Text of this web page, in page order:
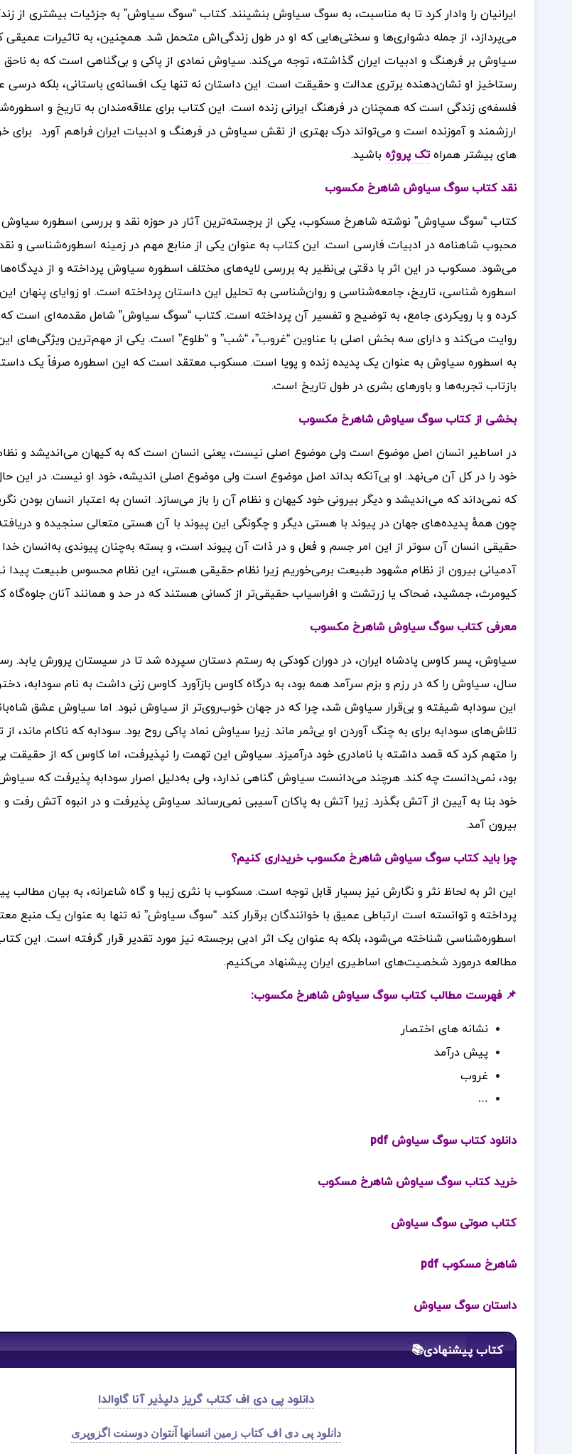
ایرانیان را وادار کرد تا به مناسبت، به سوگ سیاوش بنشینند.کتاب “سوگ سیاوش” به جزئیات بیشتری از
می‌پردازد، از جمله دشواری‌ها و سختی‌هایی که او در طول زندگی‌اش متحمل شد. همچنین، به تاثیرات عمیقی
سیاوش بر فرهنگ و ادبیات ایران گذاشته، توجه می‌کند. سیاوش نمادی از پاکی و بی‌گناهی است که به ناحق
رستاخیز او نشان‌دهنده برتری عدالت و حقیقت است. این داستان نه تنها یک افسانه‌ی باستانی، بلکه درسی
فلسفه‌ی زندگی است که همچنان در فرهنگ ایرانی زنده است. این کتاب برای علاقه‌مندان به تاریخ و
ارزشمند و آموزنده است و می‌تواند درک بهتری از نقش سیاوش در فرهنگ و ادبیات ایران فراهم آورد. برای
های بیشتر همراهتک پروژه باشید.
نقد کتاب سوگ سیاوش شاهرخ مکسوب
کتاب “سوگ سیاوش” نوشته شاهرخ مسکوب، یکی از برجسته‌ترین آثار در حوزه نقد و بررسی اسطوره سیاوش
محبوب شاهنامه در ادبیات فارسی است. این کتاب به عنوان یکی از منابع مهم در زمینه اسطوره‌شناسی و
می‌شود. مسکوب در این اثر با دقتی بی‌نظیر به بررسی لایه‌های مختلف اسطوره سیاوش پرداخته و از
اسطوره شناسی، تاریخ، جامعه‌شناسی و روان‌شناسی به تحلیل این داستان پرداخته است. او زوایای پنهان این
کرده و با رویکردی جامع، به توضیح و تفسیر آن پرداخته است.کتاب “سوگ سیاوش” شامل مقدمه‌ای است که
روایت می‌کند و دارای سه بخش اصلی با عناوین “غروب”، “شب” و “طلوع” است. یکی از مهم‌ترین ویژگی‌های
به اسطوره سیاوش به عنوان یک پدیده زنده و پویا است. مسکوب معتقد است که این اسطوره صرفاً یک
بازتاب تجربه‌ها و باورهای بشری در طول تاریخ است.
بخشی از کتاب سوگ سیاوش شاهرخ مکسوب
در اساطیر انسان اصل موضوع است ولی موضوع اصلی نیست، یعنی انسان است که به‌ کیهان می‌اندیشد و نظام
خود را در کل آن می‌نهد. او بی‌آنکه بداند اصل موضوع است ولی موضوع اصلی اندیشه، خود او نیست. در این
که نمی‌داند که می‌اندیشد و دیگر بیرونی خود کیهان و نظام آن را باز می‌سازد. انسان به‌ اعتبار انسان‌ بودن
چون همهٔ پدیده‌های جهان در پیوند با هستی دیگر و چگونگی این پیوند با آن هستی متعالی سنجیده و
حقیقی انسان آن سوتر از این امر جسم و فعل و در ذات آن پیوند است، و بسته به‌چنان پیوندی به‌انسان خدا
آدمیانی بیرون از نظام مشهود طبیعت برمی‌خوریم زیرا نظام حقیقی هستی، این نظام محسوس طبیعت
کیومرث، جمشید، ضحاک یا زرتشت و افراسیاب حقیقی‌تر از کسانی هستند که در حد و همانند آنان جلوه‌گاه
معرفی کتاب سوگ سیاوش شاهرخ مکسوب
سیاوش، پسر کاوس پادشاه ایران، در دوران کودکی به رستم دستان سپرده شد تا در سیستان پرورش
سال، سیاوش را که در رزم و بزم سرآمد همه بود، به درگاه کاوس بازآورد. کاوس زنی داشت به نام سودابه،
این سودابه شیفته و بی‌قرار سیاوش شد، چرا که در جهان خوب‌روی‌تر از سیاوش نبود. اما سیاوش عشق
تلاش‌های سودابه برای به چنگ آوردن او بی‌ثمر ماند. زیرا سیاوش نماد پاکی روح بود. سودابه که ناکام ماند،
را متهم کرد که قصد داشته با نامادری خود درآمیزد. سیاوش این تهمت را نپذیرفت، اما کاوس که از حقیقت
بود، نمی‌دانست چه کند. هرچند می‌دانست سیاوش گناهی ندارد، ولی به‌دلیل اصرار سودابه پذیرفت که
خود بنا به آیین از آتش بگذرد. زیرا آتش به پاکان آسیبی نمی‌رساند. سیاوش پذیرفت و در انبوه آتش رفت و
بیرون آمد.
چرا باید کتاب سوگ سیاوش شاهرخ مکسوب خریداری کنیم؟
این اثر به لحاظ نثر و نگارش نیز بسیار قابل توجه است. مسکوب با نثری زیبا و گاه شاعرانه، به بیان
پرداخته و توانسته است ارتباطی عمیق با خوانندگان برقرار کند. “سوگ سیاوش” نه تنها به عنوان یک منبع
اسطوره‌شناسی شناخته می‌شود، بلکه به عنوان یک اثر ادبی برجسته نیز مورد تقدیر قرار گرفته است. این
مطالعه درمورد شخصیت‌های اساطیری ایران پیشنهاد می‌کنیم.
📌 فهرست مطالب کتاب سوگ سیاوش شاهرخ مکسوب:
نشانه های اختصار
پیش درآمد
غروب
…
دانلود کتاب سوگ سیاوش pdf
خرید کتاب سوگ سیاوش شاهرخ مسکوب
کتاب صوتی سوگ سیاوش
شاهرخ مسکوب pdf
داستان سوگ سیاوش
کتاب پیشنهادی📚
دانلود پی دی اف کتاب گریز دلپذیر آنا گاوالدا
دانلود پی دی اف کتاب زمین انسانها آنتوان دوسنت اگزوپری